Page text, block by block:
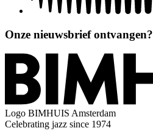
Onze nieuwsbrief ontvangen?
Logo BIMHUIS Amsterdam
Celebrating jazz since 1974